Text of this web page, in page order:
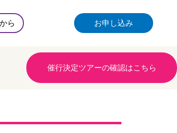
ら お申し込み
催行決定ツアーの確認はこちら